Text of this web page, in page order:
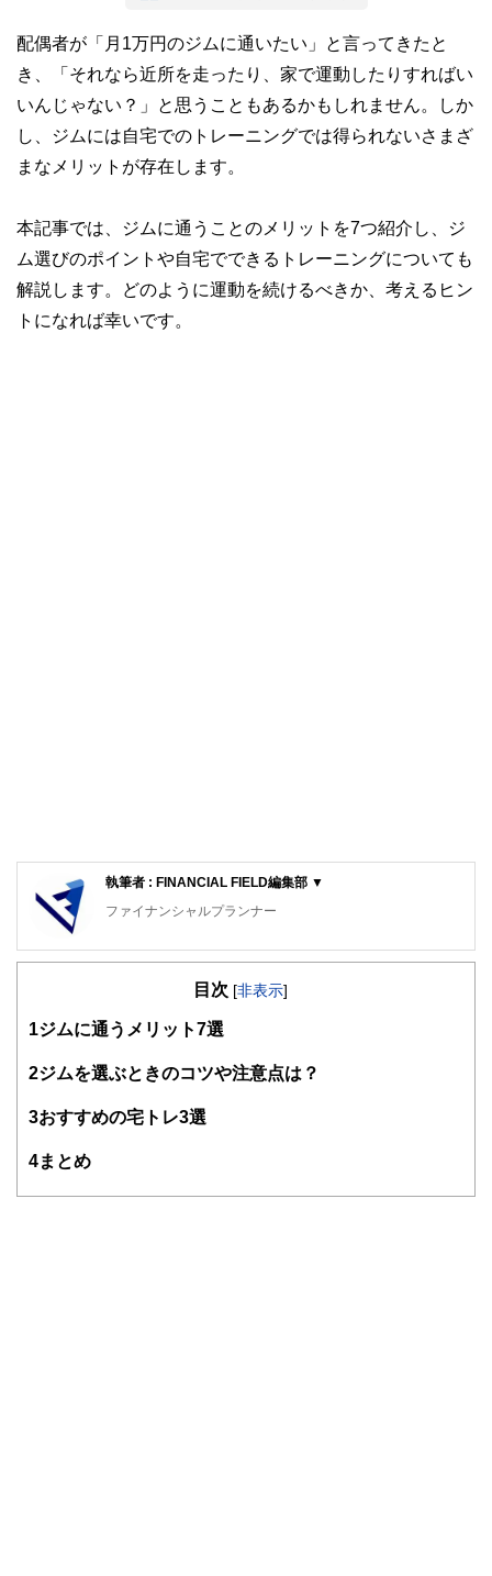
配偶者が「月1万円のジムに通いたい」と言ってきたと
き、「それなら近所を走ったり、家で運動したりすればい
いんじゃない？」と思うこともあるかもしれません。しか
し、ジムには自宅でのトレーニングでは得られないさまざ
まなメリットが存在します。
本記事では、ジムに通うことのメリットを7つ紹介し、ジ
ム選びのポイントや自宅でできるトレーニングについても
解説します。どのように運動を続けるべきか、考えるヒン
トになれば幸いです。
執筆者 : FINANCIAL FIELD編集部 ▼
ファイナンシャルプランナー
FinancialField編集部は、金融、経済に関する記事を、日々
知識がない方でも理解できるようわかりやすく発信していま
得者を中心に「お金や暮らし」に関する書籍・雑誌の編集経
験者で構成され、企画立案から記事掲載まですべての工程に
関わることで、読者目線のコンテンツを追求しています。
目次 [非表示]
1 ジムに通うメリット7選
2ジムを選ぶときのコツや注意点は？
3おすすめの宅トレ3選
4まとめ